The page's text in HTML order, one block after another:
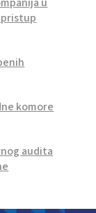
komore
audita